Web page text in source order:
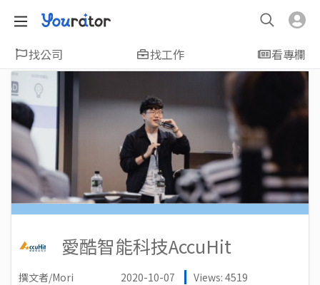
找公司 找工作 看專欄
愛酷智能科技AccuHit
撰文者/Mori 2020-10-07 Views: 4519